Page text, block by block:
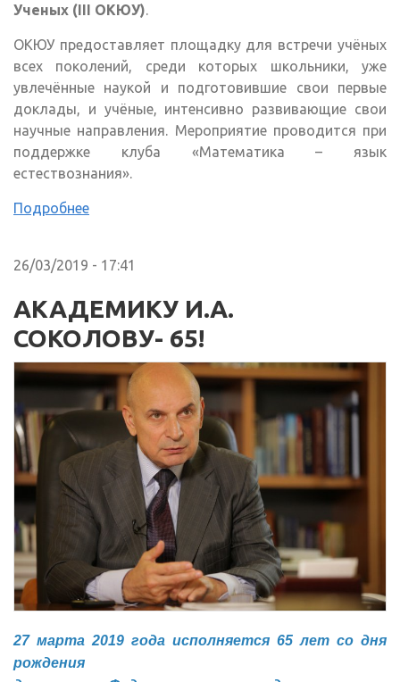
Ученых (III ОКЮУ).
ОКЮУ предоставляет площадку для встречи учёных
всех поколений, среди которых школьники, уже
увлечённые наукой и подготовившие свои первые
доклады, и учёные, интенсивно развивающие свои
научные направления. Мероприятие проводится при
поддержке клуба «Математика – язык
естествознания».
Подробнее
26/03/2019 - 17:41
АКАДЕМИКУ И.А.
СОКОЛОВУ- 65!
27 марта 2019 года исполняется 65 лет со дня
рождения